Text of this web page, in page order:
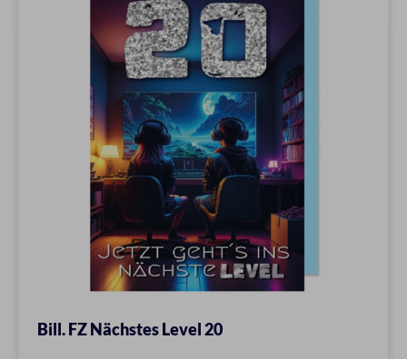
Bill. FZ Nächstes Level 20